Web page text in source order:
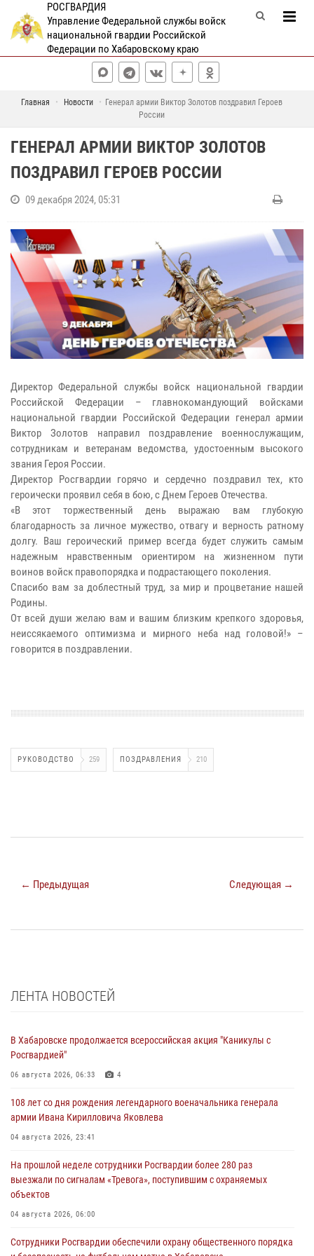
РОСГВАРДИЯ
Управление Федеральной службы войск
национальной гвардии Российской
Федерации по Хабаровскому краю
Главная Новости
Генерал армии Виктор Золотов поздравил Героев
России
ГЕНЕРАЛ АРМИИ ВИКТОР ЗОЛОТОВ
ПОЗДРАВИЛ ГЕРОЕВ РОССИИ
09 декабря 2024, 05:31
Директор Федеральной службы войск национальной гвардии
Российской Федерации – главнокомандующий войсками
национальной гвардии Российской Федерации генерал армии
Виктор Золотов направил поздравление военнослужащим,
сотрудникам и ветеранам ведомства, удостоенным высокого
звания Героя России.
Директор Росгвардии горячо и сердечно поздравил тех, кто
героически проявил себя в бою, с Днем Героев Отечества.
«В этот торжественный день выражаю вам глубокую
благодарность за личное мужество, отвагу и верность ратному
долгу. Ваш героический пример всегда будет служить самым
надежным нравственным ориентиром на жизненном пути
воинов войск правопорядка и подрастающего поколения.
Спасибо вам за доблестный труд, за мир и процветание нашей
Родины.
От всей души желаю вам и вашим близким крепкого здоровья,
неиссякаемого оптимизма и мирного неба над головой!» –
говорится в поздравлении.
РУКОВОДСТВО 259 ПОЗДРАВЛЕНИЯ 210
← Предыдущая Следующая →
ЛЕНТА НОВОСТЕЙ
В Хабаровске продолжается всероссийская акция "Каникулы с
Росгвардией"
06 августа 2026, 06:33 4
108 лет со дня рождения легендарного военачальника генерала
армии Ивана Кирилловича Яковлева
04 августа 2026, 23:41
На прошлой неделе сотрудники Росгвардии более 280 раз
выезжали по сигналам «Тревога», поступившим с охраняемых
объектов
04 августа 2026, 06:00
Сотрудники Росгвардии обеспечили охрану общественного порядка